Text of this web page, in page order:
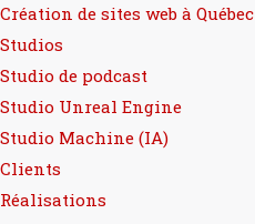
Création de sites web à Québec
Studios
Studio de podcast
Studio Unreal Engine
Studio Machine (IA)
Clients
Réalisations